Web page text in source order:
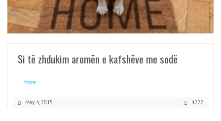
READ MORE
Si të zhdukim aromën e kafshëve me sodë
...More
May 4, 2015 4222